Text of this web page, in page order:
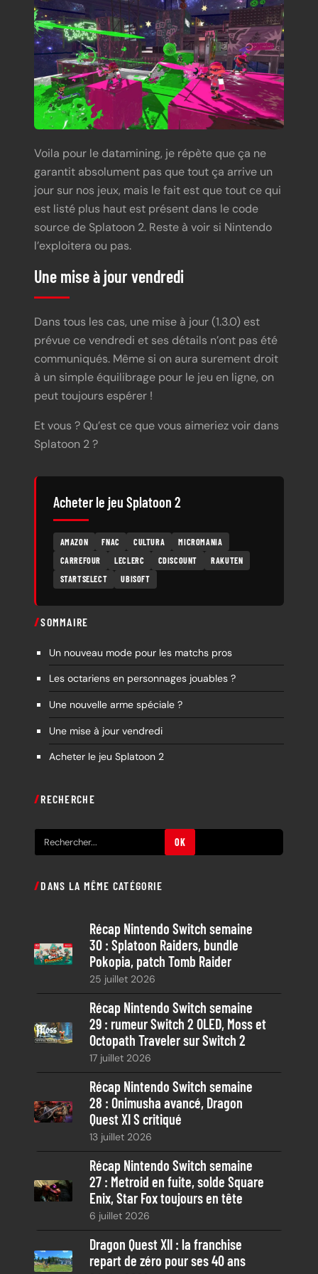
Voila pour le datamining, je répète que ça ne
garantit absolument pas que tout ça arrive un
jour sur nos jeux, mais le fait est que tout ce qui
est listé plus haut est présent dans le code
source de Splatoon 2. Reste à voir si Nintendo
l’exploitera ou pas.
Une mise à jour vendredi
Dans tous les cas, une mise à jour (1.3.0) est
prévue ce vendredi et ses détails n’ont pas été
communiqués. Même si on aura surement droit
à un simple équilibrage pour le jeu en ligne, on
peut toujours espérer !
Et vous ? Qu’est ce que vous aimeriez voir dans
Splatoon 2 ?
Acheter le jeu Splatoon 2
AMAZON FNAC CULTURA
MICROMANIA
CARREFOUR
LECLERC CDISCOUNT
RAKUTEN
STARTSELECT
UBISOFT
SOMMAIRE
Un nouveau mode pour les matchs pros
Les octariens en personnages jouables ?
Une nouvelle arme spéciale ?
Une mise à jour vendredi
Acheter le jeu Splatoon 2
RECHERCHE
e
h
c
h
OK
DANS LA MÊME CATÉGORIE
Récap Nintendo Switch semaine
30 : Splatoon Raiders, bundle
Pokopia, patch Tomb Raider
25 juillet 2026
Récap Nintendo Switch semaine
29 : rumeur Switch 2 OLED, Moss et
Octopath Traveler sur Switch 2
17 juillet 2026
Récap Nintendo Switch semaine
28 : Onimusha avancé, Dragon
Quest XI S critiqué
13 juillet 2026
Récap Nintendo Switch semaine
27 : Metroid en fuite, solde Square
Enix, Star Fox toujours en tête
6 juillet 2026
Dragon Quest XII : la franchise
repart de zéro pour ses 40 ans